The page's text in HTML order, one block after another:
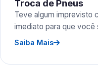
Troca de Pneus
Teve algum imprevisto
imediato para que você
Saiba Mais